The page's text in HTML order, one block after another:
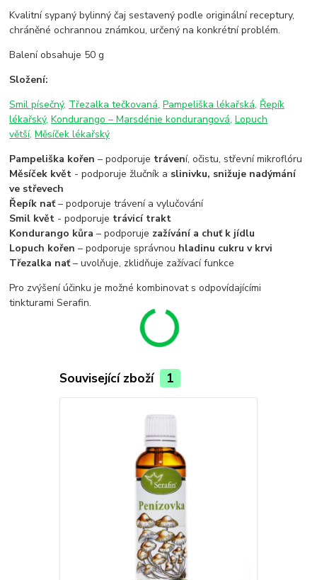
Kvalitní sypaný bylinný čaj sestavený podle originální receptury,
chráněné ochrannou známkou, určený na konkrétní problém.
Balení obsahuje 50 g
Složení:
Smil písečný, Třezalka tečkovaná, Pampeliška lékařská, Řepík
lékařský, Kondurango – Marsdénie kondurangová, Lopuch
větší, Měsíček lékařský
Pampeliška kořen – podporuje trávení, očistu, střevní mikroflóru
Měsíček květ - podporuje žlučník a slinivku, snižuje nadýmání
ve střevech
Řepík nať– podporuje trávení a vylučování
Smil květ - podporuje trávicí trakt
Kondurango kůra – podporuje zažívání a chuť k jídlu
Lopuch kořen – podporuje správnou hladinu cukru v krvi
Třezalka nať– uvolňuje, zklidňuje zažívací funkce
Pro zvýšení účinku je možné kombinovat s odpovídajícími
tinkturami Serafin.
Související zboží 1